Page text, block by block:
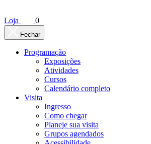
Loja 0
Fechar
Programação
Exposições
Atividades
Cursos
Calendário completo
Visita
Ingresso
Como chegar
Planeje sua visita
Grupos agendados